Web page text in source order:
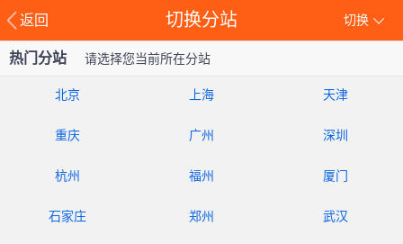
返回 切换
切换分站
热门分站 请选择您当前所在分站
北京 上海 天津
重庆 广州 深圳
杭州 福州 厦门
石家庄 郑州 武汉